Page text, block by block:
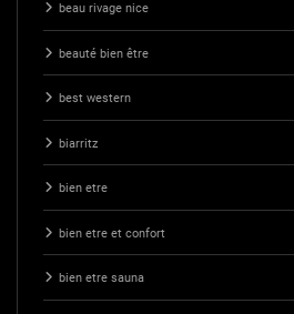
beau rivage nice
beauté bien être
best western
biarritz
bien etre
bien etre et confort
bien etre sauna